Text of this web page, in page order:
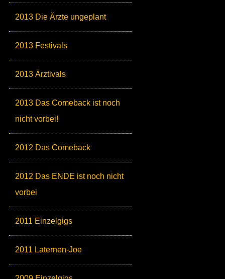
2013 Die Ärzte ungeplant
2013 Festivals
2013 Ärztivals
2013 Das Comeback ist noch
nicht vorbei!
2012 Das Comeback
2012 Das ENDE ist noch nicht
vorbei
2011 Einzelgigs
2011 Laternen-Joe